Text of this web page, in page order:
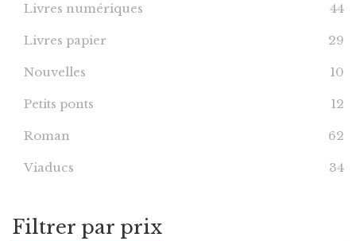
Livres numériques 44
Livres papier 29
Nouvelles 10
Petits ponts 12
Roman 62
Viaducs 34
Filtrer par prix